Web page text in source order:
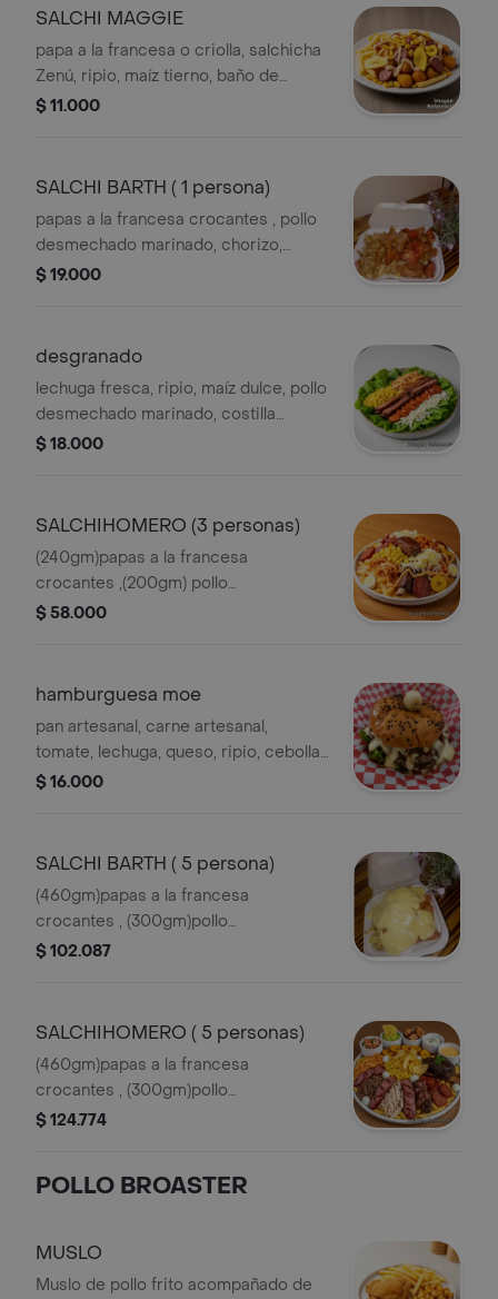
SALCHI MAGGIE
papa a la francesa o criolla, salchicha
Zenú, ripio, maíz tierno, baño de
queso
$ 11.000
SALCHI BARTH ( 1 persona)
papas a la francesa crocantes , pollo
desmechado marinado, chorizo,
costilla marinada, madurito dulce,
$ 19.000
desgranado
lechuga fresca, ripio, maíz dulce, pollo
desmechado marinado, costilla
marinada, chorizo, baño de queso
$ 18.000
SALCHIHOMERO (3 personas)
(240gm)papas a la francesa
crocantes ,(200gm) pollo
desmechado marinado,
(2) tocineta, ripio, maíz, bañado en
queso mozarela, pico de gallo,
guacamole, salsas
$ 58.000
hamburguesa moe
pan artesanal, carne artesanal,
tomate, lechuga, queso, ripio, cebolla,
huevo de codorniz,salsa
$ 16.000
SALCHI BARTH ( 5 persona)
(460gm)papas a la francesa
crocantes , (300gm)pollo
desmechado marinado,
ripio, maíz, bañado en queso
$ 102.087
SALCHIHOMERO ( 5 personas)
(460gm)papas a la francesa
crocantes , (300gm)pollo
desmechado marinado,
ripio, maíz, bañado en queso
gallo, chicharrón
$ 124.774
POLLO BROASTER
MUSLO
Muslo de pollo frito acompañado de